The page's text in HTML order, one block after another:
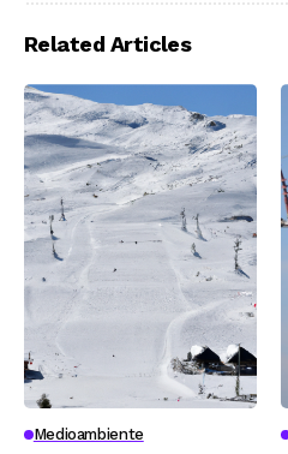
Related Articles
Medioambiente